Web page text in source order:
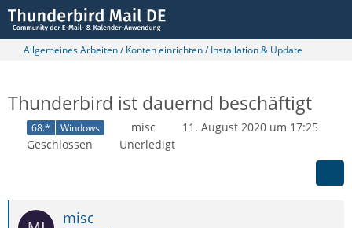
Allgemeines Arbeiten / Konten einrichten / Installation & Update
Thunderbird ist dauernd beschäftigt
68.* Windows misc
11. August 2020 um 17:25
Geschlossen
Unerledigt
misc